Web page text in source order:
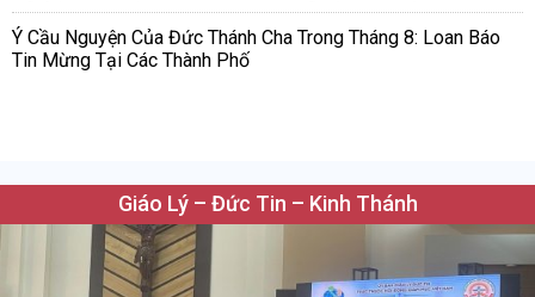
Ý Cầu Nguyện Của Đức Thánh Cha Trong Tháng 8: Loan Báo
Tin Mừng Tại Các Thành Phố
Giáo Lý – Đức Tin – Kinh Thánh